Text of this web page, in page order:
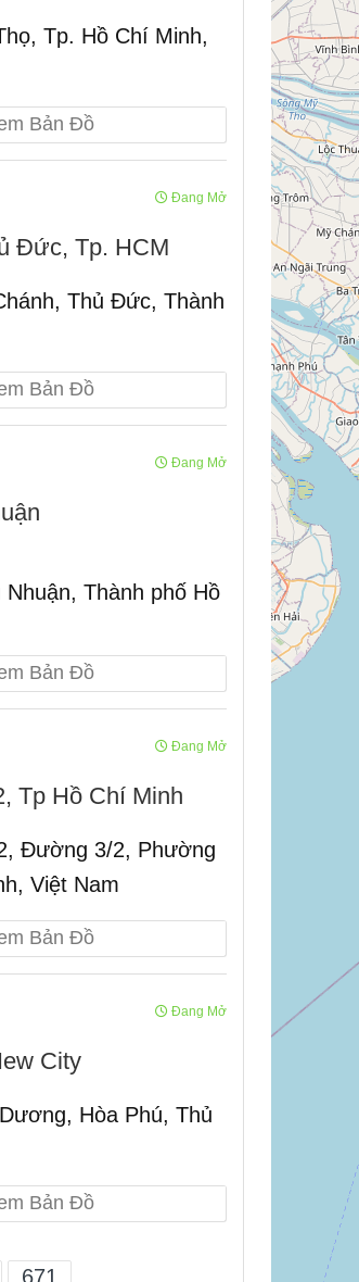
Tp. Hồ Chí Minh,
Bản Đồ
Đang Mở
Đức, Tp. HCM
Thủ Đức, Thành
Bản Đồ
Đang Mở
Thành phố Hồ
Bản Đồ
Đang Mở
Tp Hồ Chí Minh
Đường 3/2, Phường
Việt Nam
Bản Đồ
Đang Mở
City
Hòa Phú, Thủ
Bản Đồ
671